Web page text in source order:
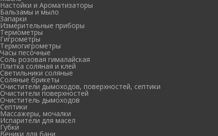
Настойки и Ароматизаторы
Бальзамы и мыло
Запарки
Измерительные приборы
Термометры
Гигрометры
Термогигрометры
Часы песочные
Соль розовая гималайская
Плитка соляная и клей
Светильники соляные
Соляные брикеты
Очистители дымоходов, поверхностей, септики
Очистители поверхностей
Очиститель дымоходов
Септики
Массажеры, мочалки
Испарители для масел
Губки
Веники для бани